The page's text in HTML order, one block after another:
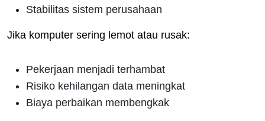
Stabilitas sistem perusahaan
Jika komputer sering lemot atau rusak:
Pekerjaan menjadi terhambat
Risiko kehilangan data meningkat
Biaya perbaikan membengkak